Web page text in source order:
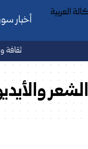
أخبار
ثقافة
الشعر